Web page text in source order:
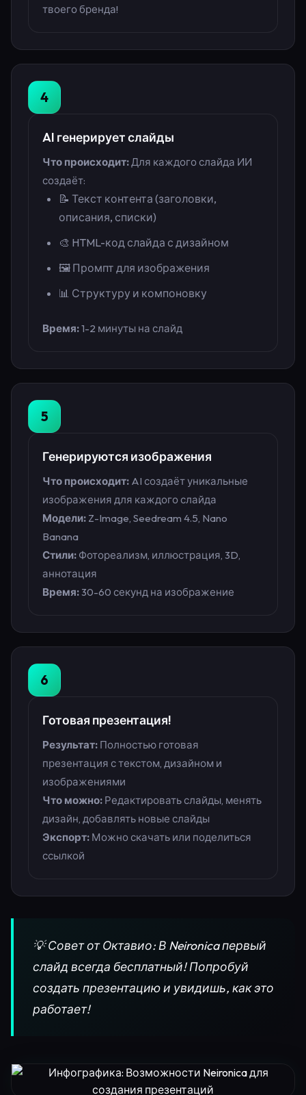
твоего бренда!
4
AI генерирует слайды
Что происходит: Для каждого слайда ИИ
создаёт:
📝 Текст контента (заголовки,
описания, списки)
🎨 HTML-код слайда с дизайном
🖼️ Промпт для изображения
📊 Структуру и компоновку
Время:1-2 минуты на слайд
5
Генерируются изображения
Что происходит: AI создаёт уникальные
изображения для каждого слайда
Модели: Z-Image, Seedream 4.5, Nano
Banana
Стили: Фотореализм, иллюстрация, 3D,
аннотация
Время:30-60 секунд на изображение
6
Готовая презентация!
Результат: Полностью готовая
презентация с текстом, дизайном и
изображениями
Что можно: Редактировать слайды, менять
дизайн, добавлять новые слайды
Экспорт: Можно скачать или поделиться
ссылкой
💡 Совет от Октавио: В Neironica первый
слайд всегда бесплатный! Попробуй
создать презентацию и увидишь, как это
работает!